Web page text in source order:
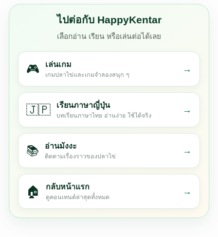
ไปต่อกับ HappyKentar
เลือกอ่าน เรียน หรือเล่นต่อได้เลย
🎮 เล่นเกม
เกมปลาไข่และเกมจำลองสนุก ๆ
→
🇯🇵 เรียนภาษาญี่ปุ่น
บทเรียนภาษาไทย อ่านง่าย ใช้ได้จริง
→
📚 อ่านมังงะ
ติดตามเรื่องราวของปลาไข่
→
🏠 กลับหน้าแรก
ดูคอนเทนต์ล่าสุดทั้งหมด
→